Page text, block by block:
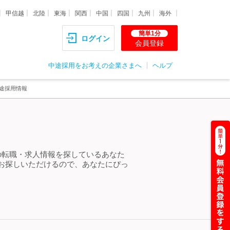
甲信越 北陸 東海 関西 中国 四国 九州 海外
ログイン
簡単1分
会員登録
中途採用をお考えの企業さまへ ヘルプ
採用情報
職・求人情報を探しているあなた
探しいただけるので、あなたにぴっ